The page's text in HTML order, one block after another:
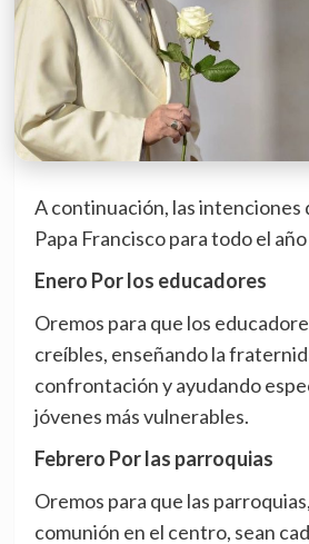
A continuación, las intenciones
Papa Francisco para todo el
Enero Por los educadores
Oremos para que los
creíbles, enseñando la
confrontación y ayudando
jóvenes más vulnerables.
Febrero Por las parroquias
Oremos para que las
comunión en el centro, sean